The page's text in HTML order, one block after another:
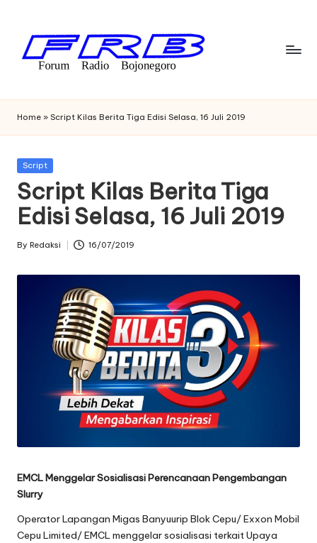
content
F
o
r
u
m
R
a
di
g
o
r
o
Bojonegoro
Home » Script Kilas Berita Tiga Edisi Selasa, 16 Juli 2019
Posted
Script
Script Kilas Berita Tiga
Edisi Selasa, 16 Juli 2019
Posted
By Redaksi 16/07/2019
EMCL Menggelar Sosialisasi Perencanaan Pengembangan
Slurry
Operator Lapangan Migas Banyuurip Blok Cepu/ Exxon Mobil
Cepu Limited/ EMCL menggelar sosialisasi terkait Upaya